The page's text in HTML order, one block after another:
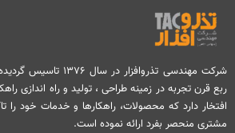
شرکت مهندسی تذروافزار
ربع قرن تجربه در زمینه طراحی ، تولید و راه اندازی
مشتری منحصر بفرد ارائه نموده است.